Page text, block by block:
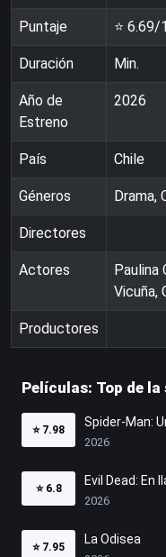
Puntaje ⭐ 6.69/
Duración Min.
Año de
Estreno
2026
País Chile
Géneros Drama,
Directores
Actores
Paulina
Vicuña,
Productores
Películas: Top de la
⭐ 7.98
Spider-Man:
2026
⭐ 6.8
Evil Dead: En
2026
⭐ 7.95
La Odisea